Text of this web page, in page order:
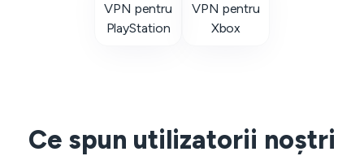
VPN pentru
PlayStation
VPN pentru
Xbox
Ce spun utilizatorii noștri